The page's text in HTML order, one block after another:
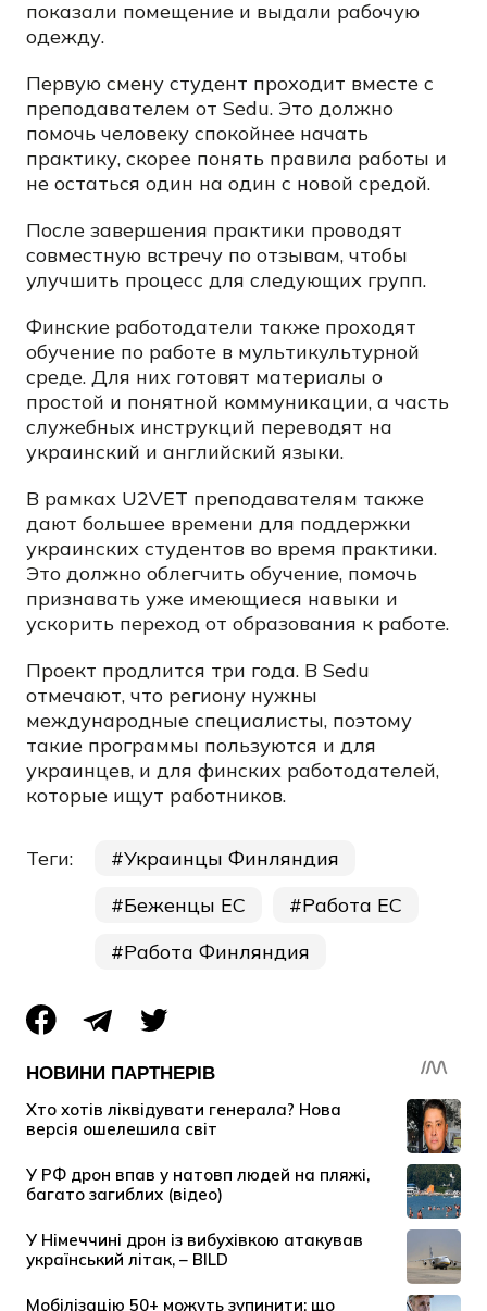
показали помещение и выдали рабочую
одежду.
Первую смену студент проходит вместе с
преподавателем от Sedu. Это должно
помочь человеку спокойнее начать
практику, скорее понять правила работы и
не остаться один на один с новой средой.
После завершения практики проводят
совместную встречу по отзывам, чтобы
улучшить процесс для следующих групп.
Финские работодатели также проходят
обучение по работе в мультикультурной
среде. Для них готовят материалы о
простой и понятной коммуникации, а часть
служебных инструкций переводят на
украинский и английский языки.
В рамках U2VET преподавателям также
дают большее времени для поддержки
украинских студентов во время практики.
Это должно облегчить обучение, помочь
признавать уже имеющиеся навыки и
ускорить переход от образования к работе.
Проект продлится три года. В Sedu
отмечают, что региону нужны
международные специалисты, поэтому
такие программы пользуются и для
украинцев, и для финских работодателей,
которые ищут работников.
Теги:
Украинцы Финляндия
Беженцы ЕС
Работа ЕС
Работа Финляндия